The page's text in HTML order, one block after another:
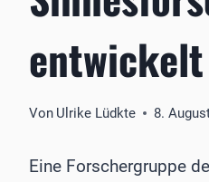
entwickelt
Von Ulrike Lüdkte 8.
Eine Forschergruppe